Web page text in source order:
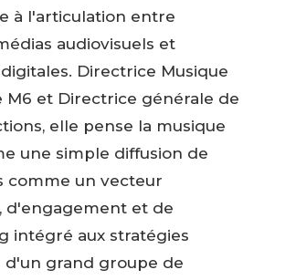
à l'articulation entre
audiovisuels et
Directrice Musique
M6 et Directrice générale de
elle pense la musique
une simple diffusion de
comme un vecteur
d'engagement et de
intégré aux stratégies
d'un grand groupe de